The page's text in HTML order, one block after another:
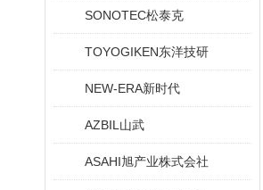
SONOTEC松泰克
TOYOGIKEN东洋技研
NEW-ERA新时代
AZBIL山武
ASAHI旭产业株式会社